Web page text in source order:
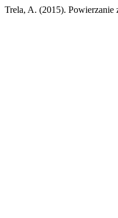
Trela, A. (2015). Powierzanie